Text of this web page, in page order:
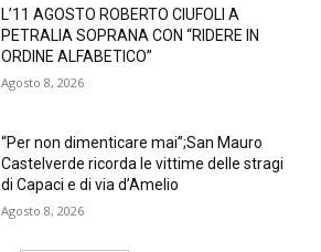
L’11 AGOSTO ROBERTO CIUFOLI A
PETRALIA SOPRANA CON “RIDERE IN
ORDINE ALFABETICO”
Agosto 8, 2026
“Per non dimenticare mai”;San Mauro
Castelverde ricorda le vittime delle stragi
di Capaci e di via d’Amelio
Agosto 8, 2026